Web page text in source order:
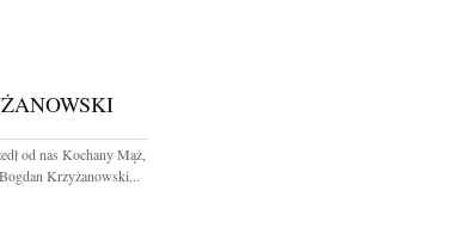
od nas Kochany Mąż,
Krzyżanowski...